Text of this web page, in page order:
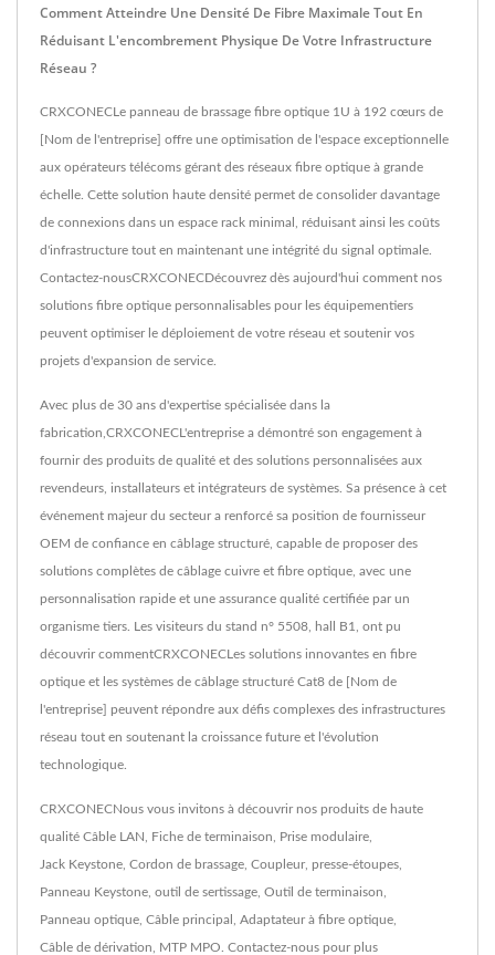
Comment Atteindre Une Densité De Fibre Maximale Tout En
Réduisant L'encombrement Physique De Votre Infrastructure
Réseau ?
CRXCONECLe panneau de brassage fibre optique 1U à 192 cœurs de
[Nom de l'entreprise] offre une optimisation de l'espace exceptionnelle
aux opérateurs télécoms gérant des réseaux fibre optique à grande
échelle. Cette solution haute densité permet de consolider davantage
de connexions dans un espace rack minimal, réduisant ainsi les coûts
d'infrastructure tout en maintenant une intégrité du signal optimale.
Contactez-nousCRXCONECDécouvrez dès aujourd'hui comment nos
solutions fibre optique personnalisables pour les équipementiers
peuvent optimiser le déploiement de votre réseau et soutenir vos
projets d'expansion de service.
Avec plus de 30 ans d'expertise spécialisée dans la
fabrication,CRXCONECL'entreprise a démontré son engagement à
fournir des produits de qualité et des solutions personnalisées aux
revendeurs, installateurs et intégrateurs de systèmes. Sa présence à cet
événement majeur du secteur a renforcé sa position de fournisseur
OEM de confiance en câblage structuré, capable de proposer des
solutions complètes de câblage cuivre et fibre optique, avec une
personnalisation rapide et une assurance qualité certifiée par un
organisme tiers. Les visiteurs du stand n° 5508, hall B1, ont pu
découvrir commentCRXCONECLes solutions innovantes en fibre
optique et les systèmes de câblage structuré Cat8 de [Nom de
l'entreprise] peuvent répondre aux défis complexes des infrastructures
réseau tout en soutenant la croissance future et l'évolution
technologique.
CRXCONECNous vous invitons à découvrir nos produits de haute
qualité Câble LAN Fiche de terminaison Prise modulaire
Jack Keystone Cordon de brassage Coupleur, presse-étoupes
Panneau Keystone outil de sertissage Outil de terminaison
Panneau optique Câble principal Adaptateur à fibre optique
Câble de dérivation MTP MPO Contactez-nous pour plus